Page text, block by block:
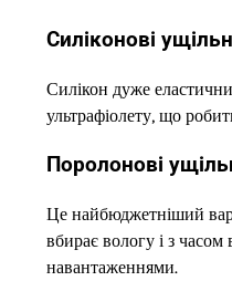
Силіконові
Силікон дуже
ультрафіолету, що
Поролонові
Це найбюджетніший
вбирає вологу і з
навантаженнями.